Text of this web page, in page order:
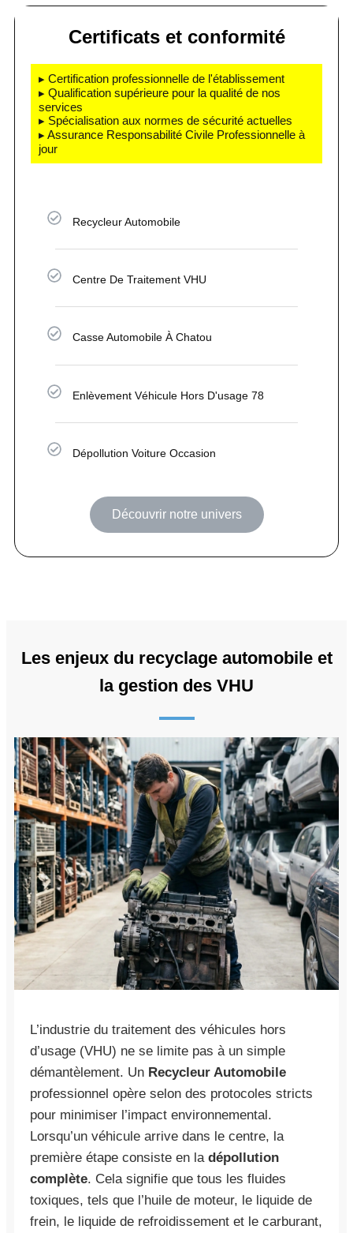
Certificats et conformité
▸ Certification professionnelle de l'établissement
▸ Qualification supérieure pour la qualité de nos
services
▸ Spécialisation aux normes de sécurité actuelles
▸ Assurance Responsabilité Civile Professionnelle à
jour
Recycleur Automobile
Centre De Traitement VHU
Casse Automobile À Chatou
Enlèvement Véhicule Hors D'usage 78
Dépollution Voiture Occasion
Découvrir notre univers
Les enjeux du recyclage automobile et
la gestion des VHU
L’industrie du traitement des véhicules hors
d’usage (VHU) ne se limite pas à un simple
démantèlement. Un Recycleur Automobile
professionnel opère selon des protocoles stricts
pour minimiser l’impact environnemental.
Lorsqu’un véhicule arrive dans le centre, la
première étape consiste en la dépollution
complète. Cela signifie que tous les fluides
toxiques, tels que l’huile de moteur, le liquide de
frein, le liquide de refroidissement et le carburant,